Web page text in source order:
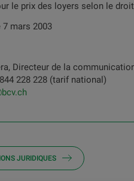
le prix des loyers selon le
7 mars 2003
Directeur de la
228 228 (tarif national)
JURIDIQUES